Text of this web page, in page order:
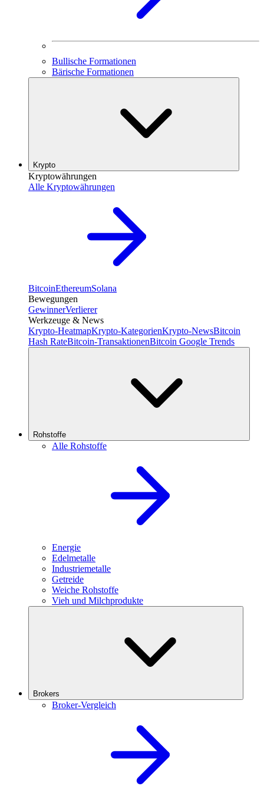
Bullische Formationen
Bärische Formationen
Krypto
Kryptowährungen
Alle Kryptowährungen
BitcoinEthereumSolana
Bewegungen
GewinnerVerlierer
Werkzeuge & News
Krypto-HeatmapKrypto-KategorienKrypto-NewsBitcoin
Hash RateBitcoin-TransaktionenBitcoin Google Trends
Rohstoffe
Alle Rohstoffe
Energie
Edelmetalle
Industriemetalle
Getreide
Weiche Rohstoffe
Vieh und Milchprodukte
Brokers
Broker-Vergleich